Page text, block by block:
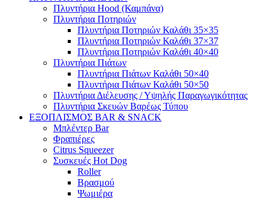
Πλυντήρια Hood (Καμπάνα)
Πλυντήρια Ποτηριών
Πλυντήρια Ποτηριών Καλάθι 35×35
Πλυντήρια Ποτηριών Καλάθι 37×37
Πλυντήρια Ποτηριών Καλάθι 40×40
Πλυντήρια Πιάτων
Πλυντήρια Πιάτων Καλάθι 50×40
Πλυντήρια Πιάτων Καλάθι 50×50
Πλυντήρια Διέλευσης / Υψηλής Παραγωγικότητας
Πλυντήρια Σκευών Βαρέως Τύπου
ΕΞΟΠΛΙΣΜΟΣ BAR & SNACK
Μπλέντερ Bar
Φραπιέρες
Citrus Squeezer
Συσκευές Hot Dog
Roller
Βρασμού
Ψωμιέρα